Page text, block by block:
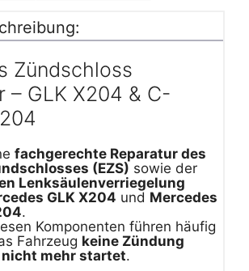
Zündschloss
– GLK X204 & C-
fachgerechte Reparatur des
(EZS) sowie der
Lenksäulenverriegelung
GLK X204 und Mercedes
.
Komponenten führen häufig
Fahrzeug keine Zündung
nicht mehr startet.